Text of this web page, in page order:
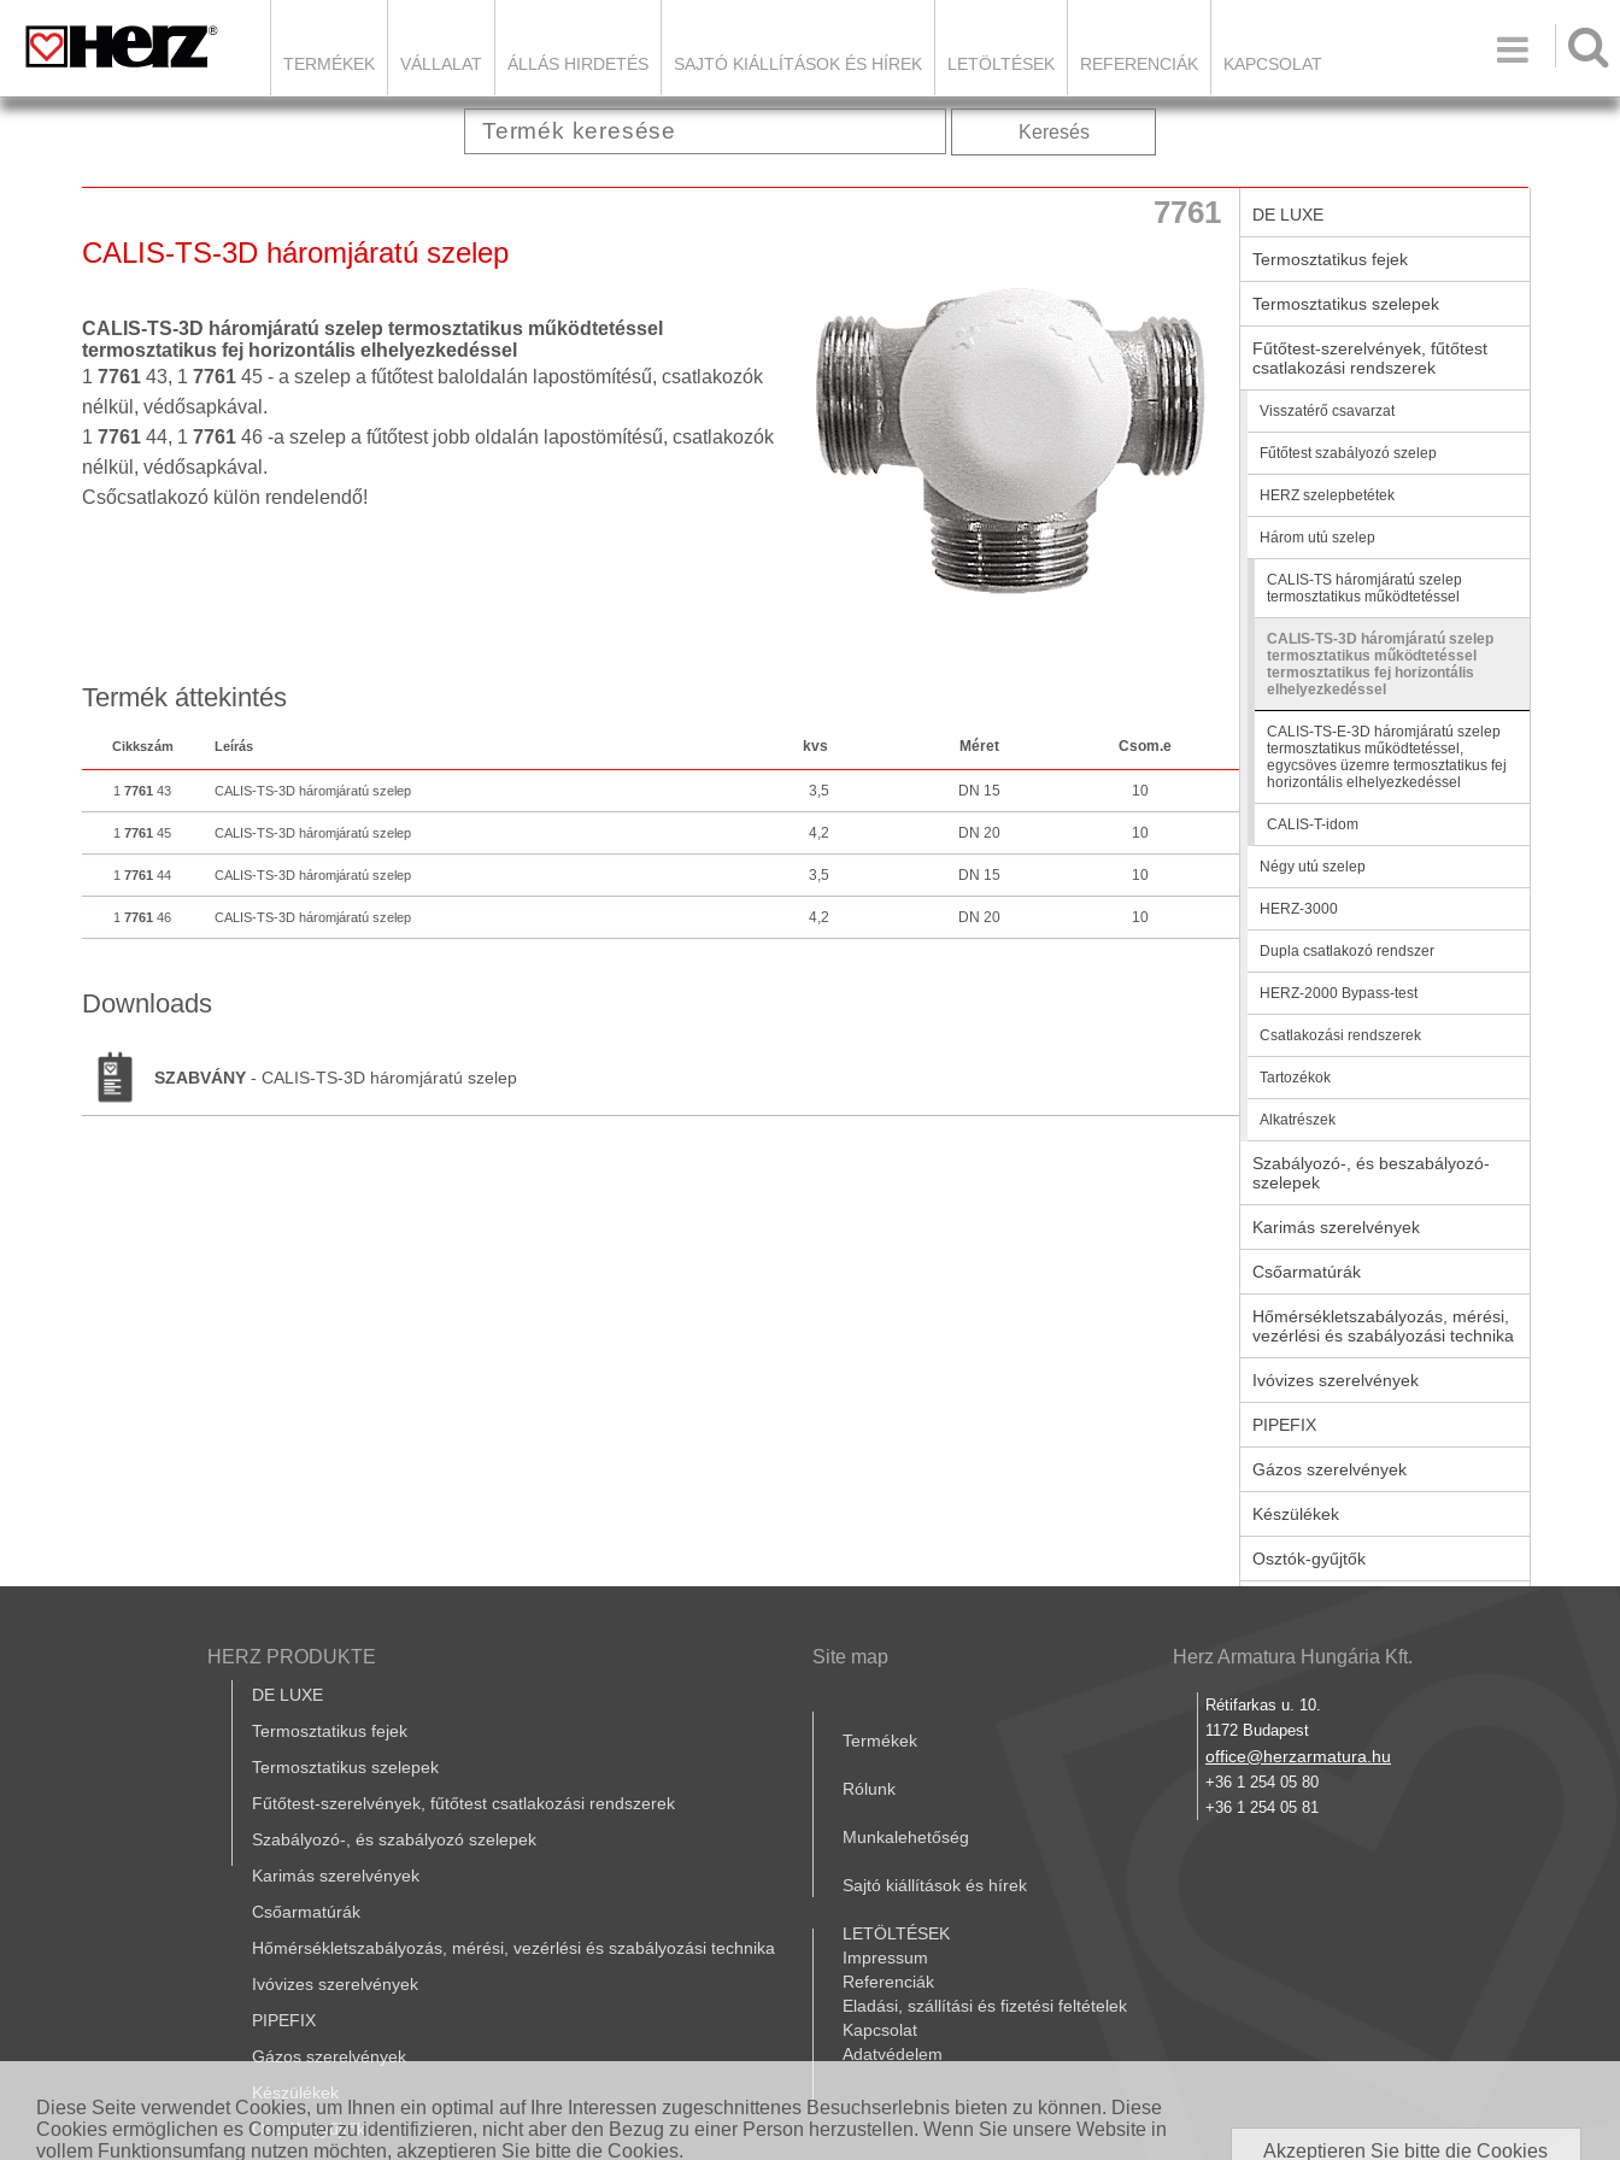
Diese Seite verwendet Cookies, um Ihnen ein optimal auf Ihre Interessen zugeschnittenes Besuchserlebnis bieten zu können. Diese
Cookies ermöglichen es Computer zu identifizieren, nicht aber den Bezug zu einer Person herzustellen. Wenn Sie unsere Website in
vollem Funktionsumfang nutzen möchten, akzeptieren Sie bitte die Cookies.
Akzeptieren Sie bitte die Cookies

TERMÉKEK VÁLLALAT ÁLLÁS HIRDETÉS SAJTÓ KIÁLLÍTÁSOK ÉS HÍREK LETÖLTÉSEK REFERENCIÁK KAPCSOLAT
Keresés
7761
CALIS-TS-3D háromjáratú szelep
CALIS-TS-3D háromjáratú szelep termosztatikus működtetéssel
termosztatikus fej horizontális elhelyezkedéssel
1 7761 43, 1 7761 45 - a szelep a fűtőtest baloldalán lapostömítésű, csatlakozók
nélkül, védősapkával.
1 7761 44, 1 7761 46 -a szelep a fűtőtest jobb oldalán lapostömítésű, csatlakozók
nélkül, védősapkával.
Csőcsatlakozó külön rendelendő!
Termék áttekintés
Cikkszám Leírás kvs Méret Csom.e
1 7761 43 CALIS-TS-3D háromjáratú szelep 3,5 DN 15 10
1 7761 45 CALIS-TS-3D háromjáratú szelep 4,2 DN 20 10
1 7761 44 CALIS-TS-3D háromjáratú szelep 3,5 DN 15 10
1 7761 46 CALIS-TS-3D háromjáratú szelep 4,2 DN 20 10
Downloads
SZABVÁNY - CALIS-TS-3D háromjáratú szelep
DE LUXE
Termosztatikus fejek
Termosztatikus szelepek
Fűtőtest-szerelvények, fűtőtest
csatlakozási rendszerek
Visszatérő csavarzat
Fűtőtest szabályozó szelep
HERZ szelepbetétek
Három utú szelep
CALIS-TS háromjáratú szelep
termosztatikus működtetéssel
CALIS-TS-3D háromjáratú szelep
termosztatikus működtetéssel
termosztatikus fej horizontális
elhelyezkedéssel
CALIS-TS-E-3D háromjáratú szelep
termosztatikus működtetéssel,
egycsöves üzemre termosztatikus fej
horizontális elhelyezkedéssel
CALIS-T-idom
Négy utú szelep
HERZ-3000
Dupla csatlakozó rendszer
HERZ-2000 Bypass-test
Csatlakozási rendszerek
Tartozékok
Alkatrészek
Szabályozó-, és beszabályozó-
szelepek
Karimás szerelvények
Csőarmatúrák
Hőmérsékletszabályozás, mérési,
vezérlési és szabályozási technika
Ivóvizes szerelvények
PIPEFIX
Gázos szerelvények
Készülékek
Osztók-gyűjtők
HERZ PRODUKTE
DE LUXE
Termosztatikus fejek
Termosztatikus szelepek
Fűtőtest-szerelvények, fűtőtest csatlakozási rendszerek
Szabályozó-, és szabályozó szelepek
Karimás szerelvények
Csőarmatúrák
Hőmérsékletszabályozás, mérési, vezérlési és szabályozási technika
Ivóvizes szerelvények
PIPEFIX
Gázos szerelvények
Készülékek
Osztók-gyűjtők
Site map
Termékek
Rólunk
Munkalehetőség
Sajtó kiállítások és hírek
LETÖLTÉSEK
Referenciák
Kapcsolat
Impressum
Eladási, szállítási és fizetési feltételek
Adatvédelem
Herz Armatura Hungária Kft.
Rétifarkas u. 10.
1172 Budapest
office@herzarmatura.hu
+36 1 254 05 80
+36 1 254 05 81